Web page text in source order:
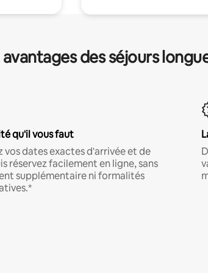
des séjours
qu'il vous faut
vos dates exactes d'arrivée et de
réservez facilement en ligne, sans
supplémentaire ni formalités